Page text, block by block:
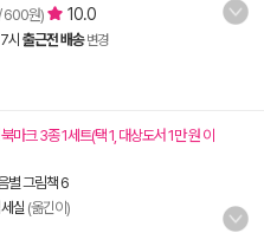
600원) 10.0
시 출근전 배송 변경
마크 3종 1세트(택 1, 대상도서 1만 원 이
별 그림책 6
실 (옮긴이)